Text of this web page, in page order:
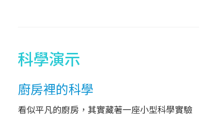
科學演示
廚房裡的科學
看似平凡的廚房，其實藏著一座小型科學實驗